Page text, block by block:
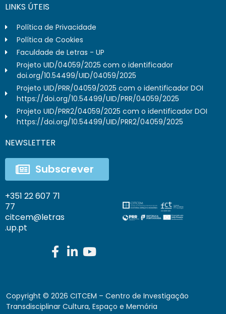
LINKS ÚTEIS
Política de Privacidade
Política de Cookies
Faculdade de Letras - UP
Projeto UID/04059/2025 com o identificador
doi.org/10.54499/UID/04059/2025
Projeto UID/PRR/04059/2025 com o identificador DOI
https://doi.org/10.54499/UID/PRR/04059/2025
Projeto UID/PRR2/04059/2025 com o identificador DOI
https://doi.org/10.54499/UID/PRR2/04059/2025
NEWSLETTER
Subscrever
+351 22 607 71
77
citcem@letras
.up.pt
Copyright © 2026 CITCEM – Centro de Investigação
Transdisciplinar Cultura, Espaço e Memória